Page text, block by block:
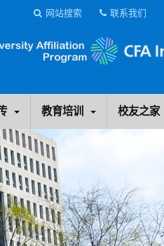
联系我们
网站搜索
教育培训 校友之家